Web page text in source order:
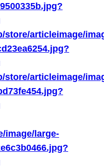
store/articleimage/
store/articleimage/
image/large-